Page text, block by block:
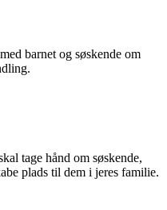
barnet og søskende om
tage hånd om søskende,
plads til dem i jeres familie.